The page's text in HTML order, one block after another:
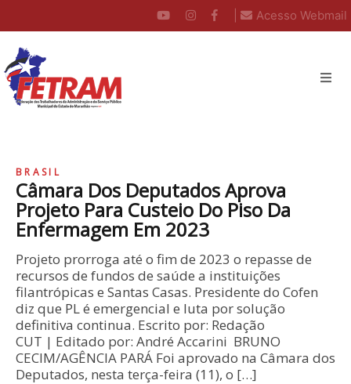
Acesso Webmail
BRASIL
Câmara Dos Deputados Aprova
Projeto Para Custeio Do Piso Da
Enfermagem Em 2023
Projeto prorroga até o fim de 2023 o repasse de
recursos de fundos de saúde a instituições
filantrópicas e Santas Casas. Presidente do Cofen
diz que PL é emergencial e luta por solução
definitiva continua. Escrito por: Redação
CUT | Editado por: André Accarini BRUNO
CECIM/AGÊNCIA PARÁ Foi aprovado na Câmara dos
Deputados, nesta terça-feira (11), o […]